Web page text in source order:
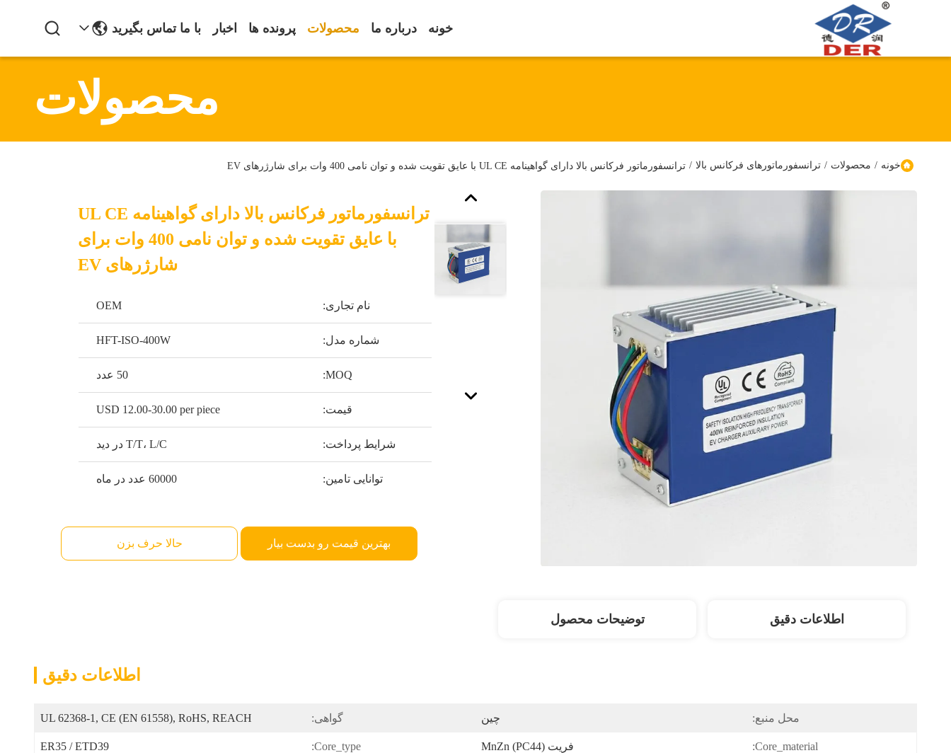
خونه درباره ما محصولات پرونده ها اخبار با ما تماس بگیرید
محصولات
خونه / محصولات / ترانسفورماتورهای فرکانس بالا / ترانسفورماتور فرکانس بالا دارای گواهینامه UL CE با عایق تقویت شده و توان نامی 400 وات برای شارژرهای EV
ترانسفورماتور فرکانس بالا دارای گواهینامه UL CE
با عایق تقویت شده و توان نامی 400 وات برای
شارژرهای EV
نام تجاری: OEM
شماره مدل: HFT-ISO-400W
MOQ: 50 عدد
قیمت: USD 12.00-30.00 per piece
شرایط پرداخت: T/T، L/C در دید
توانایی تامین: 60000 عدد در ماه
بهترین قیمت رو بدست بیار حالا حرف بزن
اطلاعات دقیق توضیحات محصول
اطلاعات دقیق
محل منبع: چین گواهی: UL 62368-1, CE (EN 61558), RoHS, REACH
Core_material: فریت MnZn (PC44) Core_type:
ER35 / ETD39